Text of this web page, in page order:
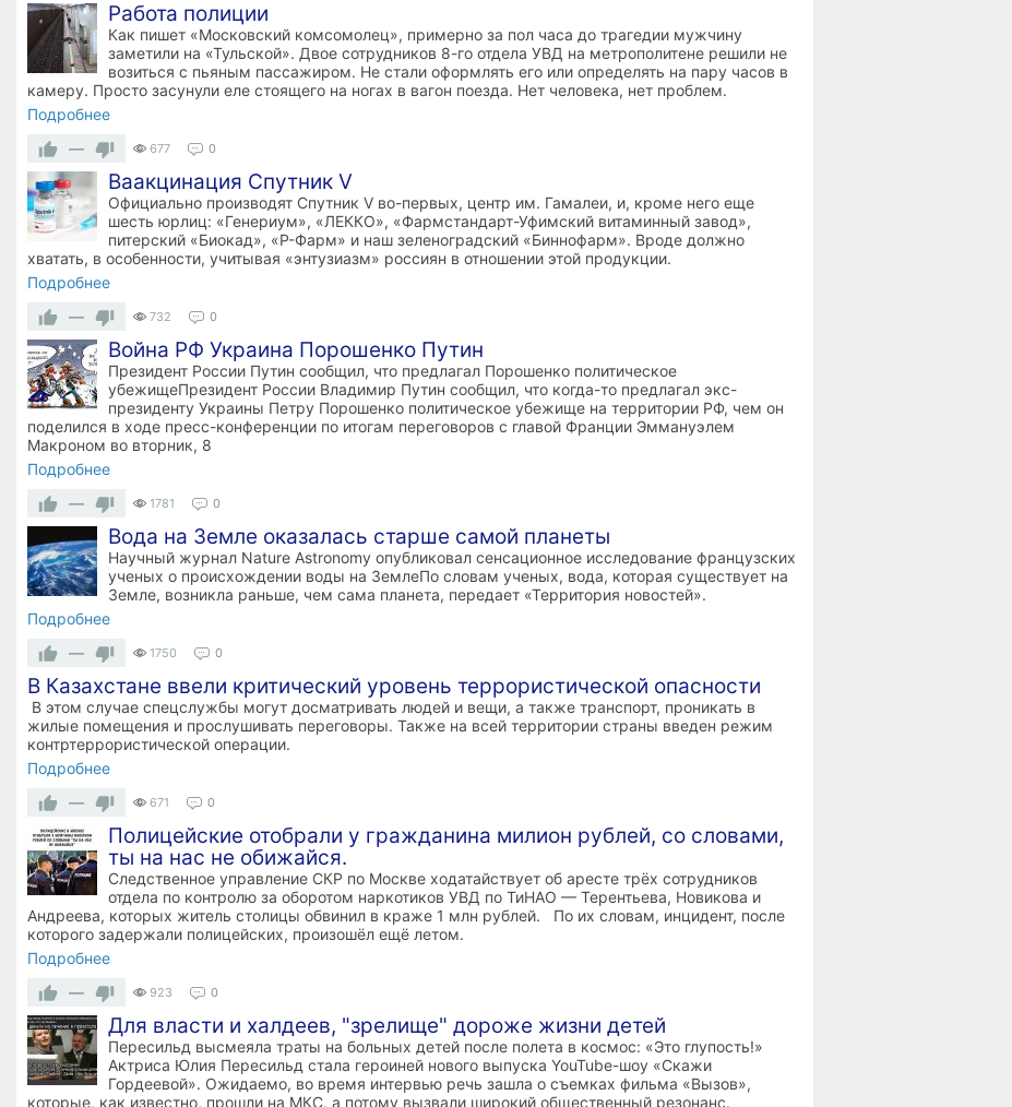
Работа полиции
Как пишет «Московский комсомолец», примерно за пол часа до трагедии мужчину
заметили на «Тульской». Двое сотрудников 8-го отдела УВД на метрополитене решили не
возиться с пьяным пассажиром. Не стали оформлять его или определять на пару часов в
камеру. Просто засунули еле стоящего на ногах в вагон поезда. Нет человека, нет проблем.
Подробнее
—
677 0
Ваакцинация Спутник V
Официально производят Спутник V во-первых, центр им. Гамалеи, и, кроме него еще
шесть юрлиц: «Генериум», «ЛЕККО», «Фармстандарт-Уфимский витаминный завод»,
питерский «Биокад», «Р-Фарм» и наш зеленоградский «Биннофарм». Вроде должно
хватать, в особенности, учитывая «энтузиазм» россиян в отношении этой продукции.
Подробнее
—
732 0
Война РФ Украина Порошенко Путин
Президент России Путин сообщил, что предлагал Порошенко политическое
убежищеПрезидент России Владимир Путин сообщил, что когда-то предлагал экс-
президенту Украины Петру Порошенко политическое убежище на территории РФ, чем он
поделился в ходе пресс-конференции по итогам переговоров с главой Франции Эммануэлем
Макроном во вторник, 8
Подробнее
—
1781 0
Вода на Земле оказалась старше самой планеты
Научный журнал Nature Astronomy опубликовал сенсационное исследование французских
ученых о происхождении воды на ЗемлеПо словам ученых, вода, которая существует на
Земле, возникла раньше, чем сама планета, передает «Территория новостей».
Подробнее
—
1750 0
В Казахстане ввели критический уровень террористической опасности
В этом случае спецслужбы могут досматривать людей и вещи, а также транспорт, проникать в
жилые помещения и прослушивать переговоры. Также на всей территории страны введен режим
контртеррористической операции.
Подробнее
—
671 0
Полицейские отобрали у гражданина милион рублей, со словами,
ты на нас не обижайся.
Следственное управление СКР по Москве ходатайствует об аресте трёх сотрудников
отдела по контролю за оборотом наркотиков УВД по ТиНАО — Терентьева, Новикова и
Андреева, которых житель столицы обвинил в краже 1 млн рублей. По их словам, инцидент, после
которого задержали полицейских, произошёл ещё летом.
Подробнее
—
923 0
Для власти и халдеев, "зрелище" дороже жизни детей
Пересильд высмеяла траты на больных детей после полета в космос: «Это глупость!»
Актриса Юлия Пересильд стала героиней нового выпуска YouTube-шоу «Скажи
Гордеевой». Ожидаемо, во время интервью речь зашла о съемках фильма «Вызов»,
которые, как известно, прошли на МКС, а потому вызвали широкий общественный резонанс.